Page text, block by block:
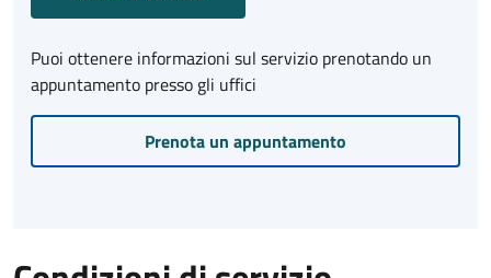
Puoi ottenere informazioni sul servizio prenotando un
appuntamento presso gli uffici
Prenota un appuntamento